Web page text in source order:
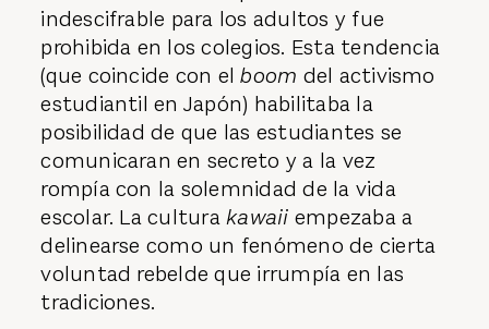
indescifrable para los adultos y fue
prohibida en los colegios. Esta tendencia
(que coincide con elboom del activismo
estudiantil en Japón) habilitaba la
posibilidad de que las estudiantes se
comunicaran en secreto y a la vez
rompía con la solemnidad de la vida
escolar. La culturakawaii empezaba a
delinearse como un fenómeno de cierta
voluntad rebelde que irrumpía en las
tradiciones.